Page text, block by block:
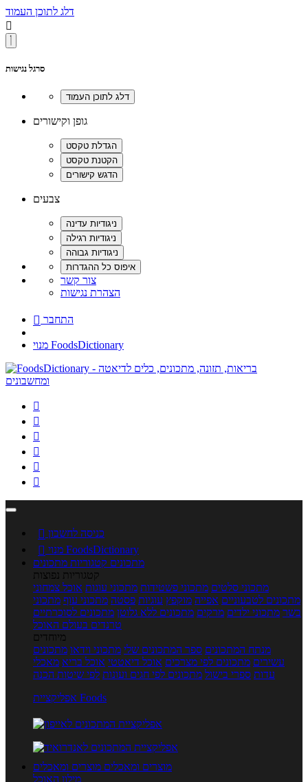
דלג לתוכן העמוד

סרגל נגישות
גופן וקישורים
צבעים
צור קשר
הצהרת נגישות
 התחבר
מנוי FoodsDictionary






 כניסה לחשבון

מנוי FoodsDictionary
מתכונים קטגוריות מתכונים
קטגוריות נפוצות
מתכוני סלטים מתכוני פשטידות מתכוני עוגות אוכל צמחוני
מתכונים לטבעוניים אפייה מוקפץ עוגיות פסטה מתכוני עוף מתכוני
בשר מתכוני ילדים מרקים מתכונים ללא גלוטן מתכונים לסוכרתיים
טרנדים בעולם האוכל
מיוחדים
מנתח המתכונים ספר המתכונים שלי מתכוני וידאו מתכונים
עשירים מתכונים לפי מצרכים אוכל דיאטטי אוכל בריא מאכלי
עדות ספרי בישול מתכונים לפי חגים ועונות לפי שיטות הכנה
אפליקציית Foods
מוצרים ומאכלים מוצרים ומאכלים
מילון האוכל